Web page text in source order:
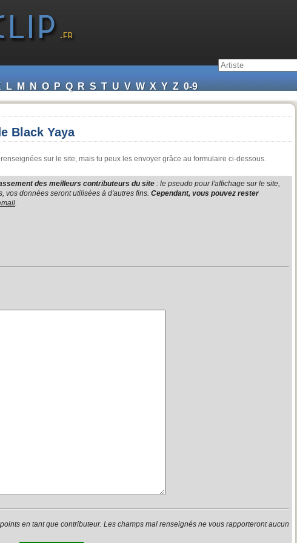
L M N O P Q R S T U V W X Y Z 0-9
Black Yaya
sur le site, mais tu peux les envoyer grâce au formulaire ci-dessous.
des meilleurs contributeurs du site : le pseudo pour l'affichage sur le site,
vos données seront utilisées à d'autres fins. Cependant, vous pouvez rester
.
en tant que contributeur. Les champs mal renseignés ne vous rapporteront aucun